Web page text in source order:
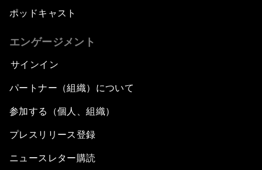
ポッドキャスト
エンゲージメント
サインイン
パートナー（組織）について
参加する（個人、組織）
プレスリリース登録
ニュースレター購読